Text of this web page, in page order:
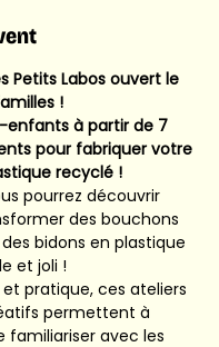
Petits Labos ouvert le
!
enfants à partir de 7
pour fabriquer votre
recyclé !
pourrez découvrir
des bouchons
bidons en plastique
et joli !
pratique, ces ateliers
permettent à
familiariser avec les